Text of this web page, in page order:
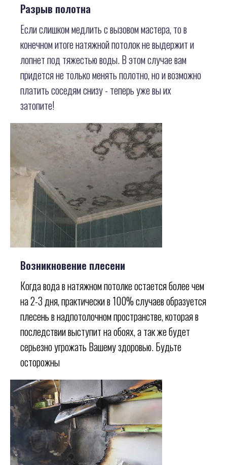
Разрыв полотна
Если слишком медлить с вызовом мастера, то в
конечном итоге натяжной потолок не выдержит и
лопнет под тяжестью воды. В этом случае вам
придется не только менять полотно, но и возможно
платить соседям снизу - теперь уже вы их
затопите!
Возникновение плесени
Когда вода в натяжном потолке остается более чем
на 2-3 дня, практически в 100% случаев образуется
плесень в надпотолочном пространстве, которая в
последствии выступит на обоях, а так же будет
серьезно угрожать Вашему здоровью. Будьте
осторожны